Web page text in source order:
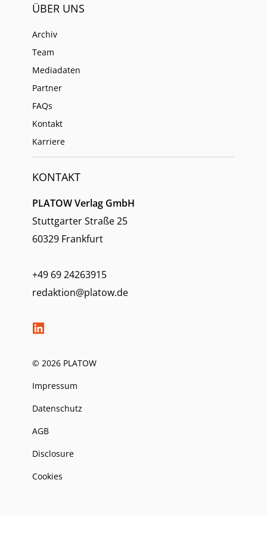
ÜBER UNS
Archiv
Team
Mediadaten
Partner
FAQs
Kontakt
Karriere
KONTAKT
PLATOW Verlag GmbH
Stuttgarter Straße 25
60329 Frankfurt
+49 69 24263915
redaktion@platow.de
© 2026 PLATOW
Impressum
Datenschutz
AGB
Disclosure
Cookies